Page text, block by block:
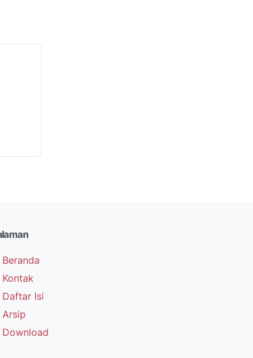
Beranda
Kontak
Daftar Isi
Arsip
Download